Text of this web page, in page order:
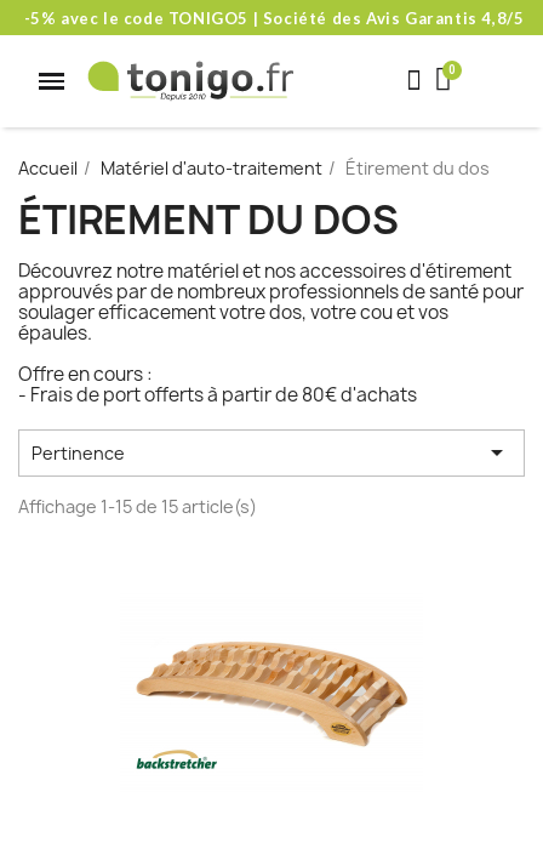
-5% avec le code TONIGO5 | Société des Avis Garantis 4,8/5
Accueil Matériel d'auto-traitement Étirement du dos
ÉTIREMENT DU DOS
Découvrez notre matériel et nos accessoires d'étirement
approuvés par de nombreux professionnels de santé pour
soulager efficacement votre dos, votre cou et vos
épaules.
Offre en cours :
- Frais de port offerts à partir de 80€ d'achats
Pertinence 
Affichage 1-15 de 15 article(s)